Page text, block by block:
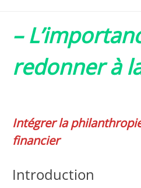
–
redonner à
Intégrer la
financier
Introduction